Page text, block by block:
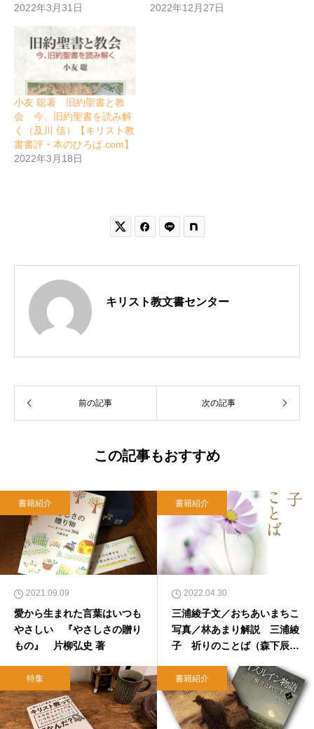
2022年3月31日
2022年12月27日
小友 聡著 旧約聖書と教
会 今、旧約聖書を読み解
く（及川 信）【キリスト教
書書評・本のひろば.com】
2022年3月18日
 
キリスト教文書センター
前の記事 次の記事
この記事もおすすめ
書籍紹介
2021.09.09
愛から生まれた言葉はいつも
やさしい 『やさしさの贈り
もの』 片柳弘史 著
書籍紹介
2022.04.30
三浦綾子文／おちあいまちこ
写真／林あまり解説 三浦綾
子 祈りのことば（森下辰
特集 書籍紹介